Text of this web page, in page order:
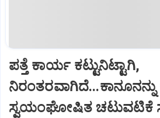
ಪತ್ತೆ ಕಾರ್ಯ ಕಟ್ಟುನಿಟ್ಟಾಗಿ,
ನಿರಂತರವಾಗಿದೆ...ಕಾನೂನನ್ನು
ಸ್ವಯಂಘೋಷಿತ ಚಟುವಟಿಕೆ